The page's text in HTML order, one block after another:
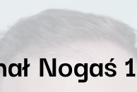
Nogaś